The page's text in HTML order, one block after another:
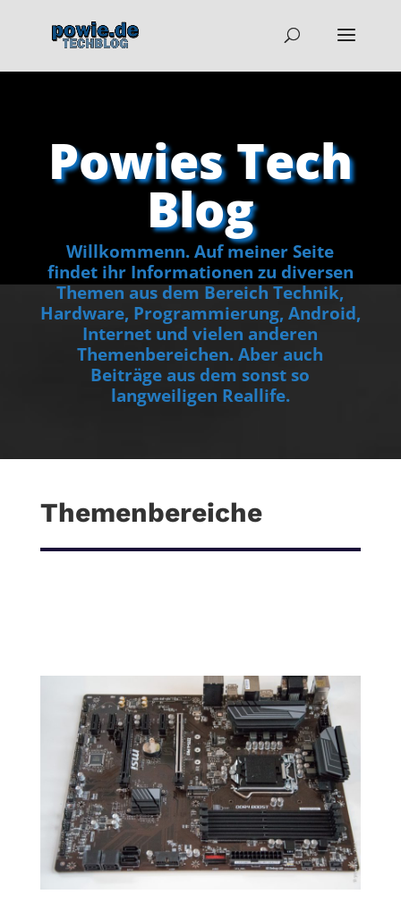
Powies Tech
Blog
Willkommenn. Auf meiner Seite
findet ihr Informationen zu diversen
Themen aus dem Bereich Technik,
Hardware, Programmierung, Android,
Internet und vielen anderen
Themenbereichen. Aber auch
Beiträge aus dem sonst so
langweiligen Reallife.
Themenbereiche